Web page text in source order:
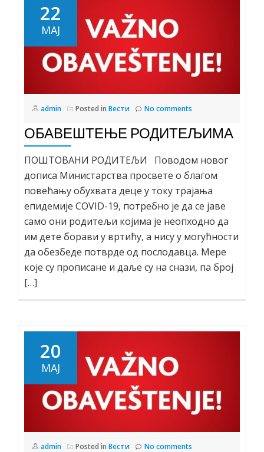
22
МАЈ
admin Posted in Вести No comments
ОБАВЕШТЕЊЕ РОДИТЕЉИМА
ПОШТОВАНИ РОДИТЕЉИ Поводом новог
дописа Министарства просвете о благом
повећању обухвата деце у току трајања
епидемије COVID-19, потребно је да се јаве
само они родитељи којима је неопходно да
им дете борави у вртићу, а нису у могућности
да обезбеде потврде од послодавца. Мере
које су прописане и даље су на снази, па број
[…]
20
МАЈ
admin Posted in Вести No comments